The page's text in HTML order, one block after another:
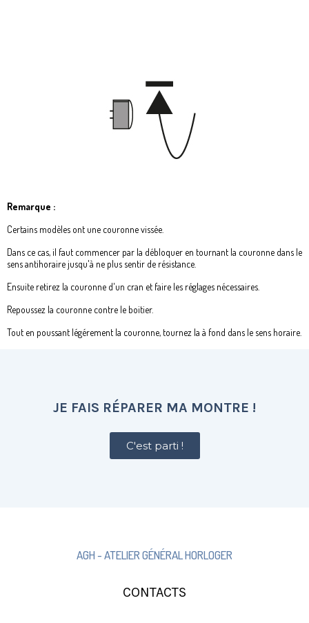
Remarque :
Certains modèles ont une couronne vissée.
Dans ce cas, il faut commencer par la débloquer en tournant la couronne dans le
sens antihoraire jusqu'à ne plus sentir de résistance.
Ensuite retirez la couronne d'un cran et faire les réglages nécessaires.
Repoussez la couronne contre le boitier.
Tout en poussant légérement la couronne, tournez la à fond dans le sens horaire.
JE FAIS RÉPARER MA MONTRE !
C'est parti !
AGH - ATELIER GÉNÉRAL HORLOGER
CONTACTS